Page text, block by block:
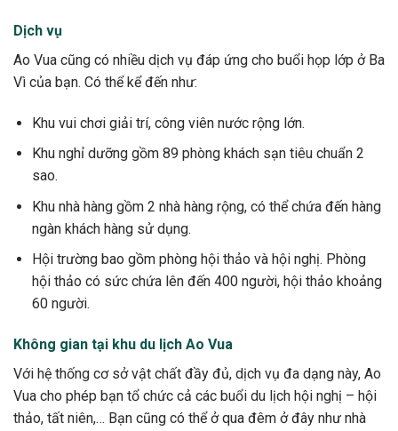
Dịch vụ
Ao Vua cũng có nhiều dịch vụ đáp ứng cho buổi họp lớp ở Ba
Vì của bạn. Có thể kể đến như:
Khu vui chơi giải trí, công viên nước rộng lớn.
Khu nghỉ dưỡng gồm 89 phòng khách sạn tiêu chuẩn 2
sao.
Khu nhà hàng gồm 2 nhà hàng rộng, có thể chứa đến hàng
ngàn khách hàng sử dụng.
Hội trường bao gồm phòng hội thảo và hội nghị. Phòng
hội thảo có sức chứa lên đến 400 người, hội thảo khoảng
60 người.
Không gian tại khu du lịch Ao Vua
Với hệ thống cơ sở vật chất đầy đủ, dịch vụ đa dạng này, Ao
Vua cho phép bạn tổ chức cả các buổi du lịch hội nghị – hội
thảo, tất niên,… Bạn cũng có thể ở qua đêm ở đây như nhà